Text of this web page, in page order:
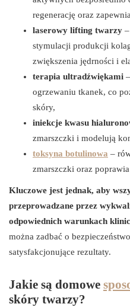
regenerację oraz
laserowy lifting twarzy
stymulacji produkcji
zwiększenia jędrności i
terapia ultradźwiękami
ogrzewaniu tkanek, co
skóry,
iniekcje kwasu
zmarszczki i modelują
toksyna botulinowa –
zmarszczki oraz
Kluczowe jest jednak, aby
przeprowadzane przez
odpowiednich warunkach
można zadbać o
satysfakcjonujące rezultaty.
Jakie są domowe
skóry twarzy?